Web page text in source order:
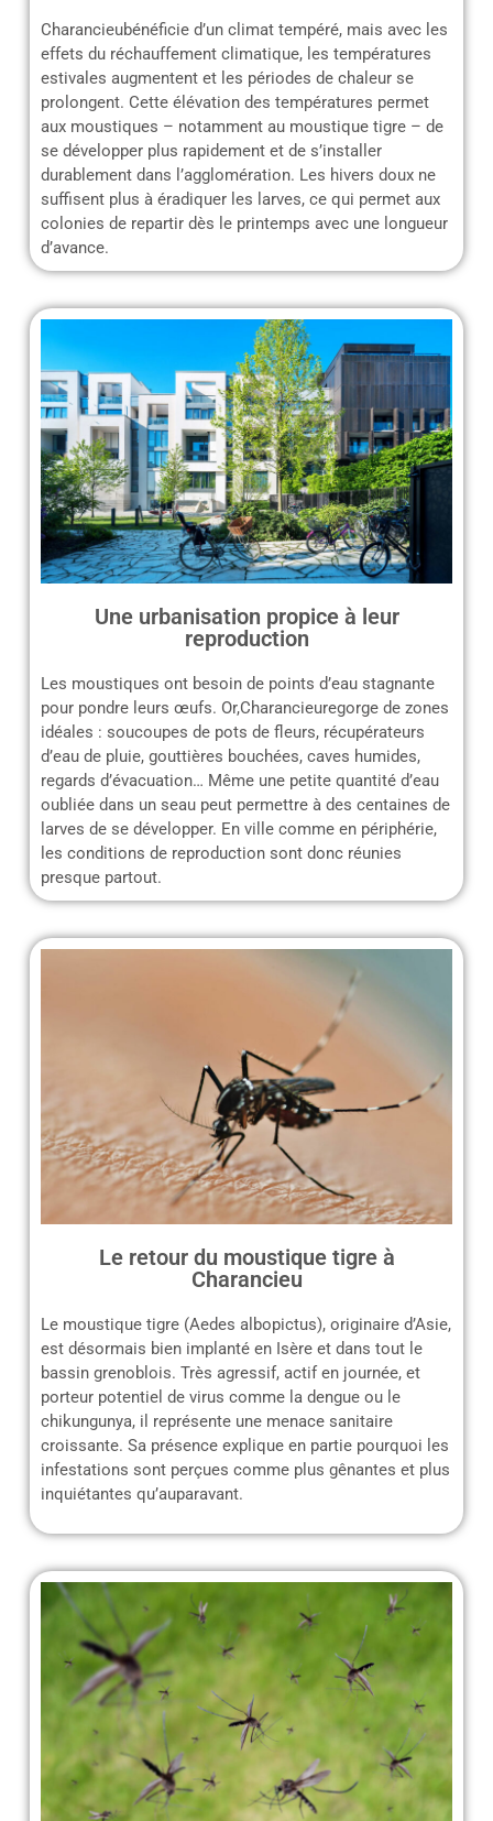
Charancieubénéficie d’un climat tempéré, mais avec les
effets du réchauffement climatique, les températures
estivales augmentent et les périodes de chaleur se
prolongent. Cette élévation des températures permet
aux moustiques – notamment au moustique tigre – de
se développer plus rapidement et de s’installer
durablement dans l’agglomération. Les hivers doux ne
suffisent plus à éradiquer les larves, ce qui permet aux
colonies de repartir dès le printemps avec une longueur
d’avance.
Une urbanisation propice à leur
reproduction
Les moustiques ont besoin de points d’eau stagnante
pour pondre leurs œufs. Or,Charancieuregorge de zones
idéales : soucoupes de pots de fleurs, récupérateurs
d’eau de pluie, gouttières bouchées, caves humides,
regards d’évacuation… Même une petite quantité d’eau
oubliée dans un seau peut permettre à des centaines de
larves de se développer. En ville comme en périphérie,
les conditions de reproduction sont donc réunies
presque partout.
Le retour du moustique tigre à
Charancieu
Le moustique tigre (Aedes albopictus), originaire d’Asie,
est désormais bien implanté en Isère et dans tout le
bassin grenoblois. Très agressif, actif en journée, et
porteur potentiel de virus comme la dengue ou le
chikungunya, il représente une menace sanitaire
croissante. Sa présence explique en partie pourquoi les
infestations sont perçues comme plus gênantes et plus
inquiétantes qu’auparavant.